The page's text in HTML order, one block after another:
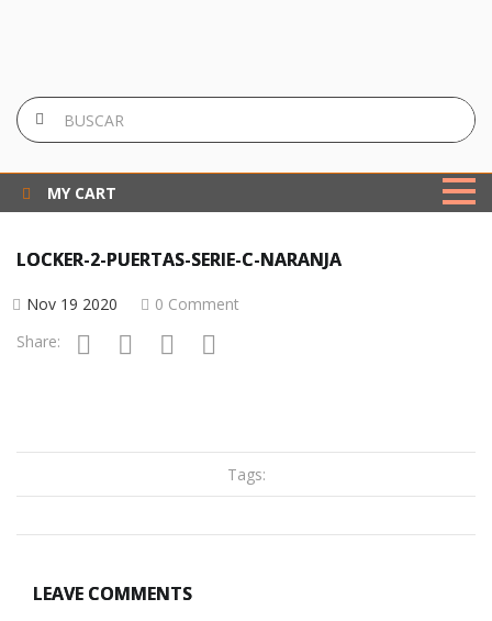
MY CART
LOCKER-2-PUERTAS-SERIE-C-NARANJA
Nov 19 2020
0 Comment
Share:
Tags:
LEAVE COMMENTS